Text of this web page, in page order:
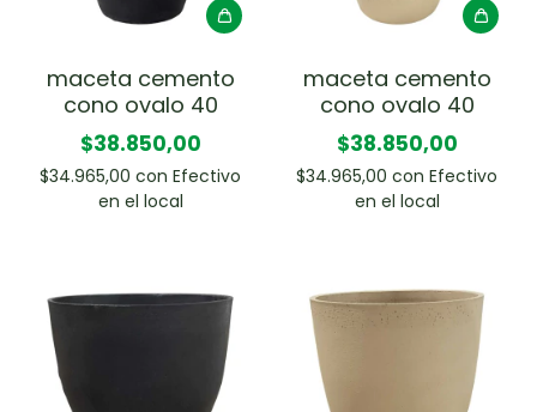
maceta cemento
cono ovalo 40
$38.850,00
$34.965,00 con Efectivo
en el local
maceta cemento
cono ovalo 40
$38.850,00
$34.965,00 con Efectivo
en el local